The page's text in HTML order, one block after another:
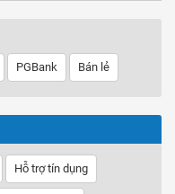
PGBank Bán lẻ
Hỗ trợ tín dụng